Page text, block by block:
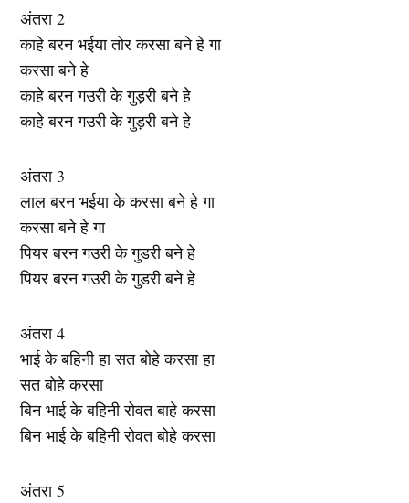
अंतरा 2
काहे बरन भईया तोर करसा बने हे गा
करसा बने हे
काहे बरन गउरी के गुड़री बने हे
काहे बरन गउरी के गुड़री बने हे
अंतरा 3
लाल बरन भईया के करसा बने हे गा
करसा बने हे गा
पियर बरन गउरी के गुडरी बने हे
पियर बरन गउरी के गुडरी बने हे
अंतरा 4
भाई के बहिनी हा सत बोहे करसा हा
सत बोहे करसा
बिन भाई के बहिनी रोवत बाहे करसा
बिन भाई के बहिनी रोवत बोहे करसा
अंतरा 5